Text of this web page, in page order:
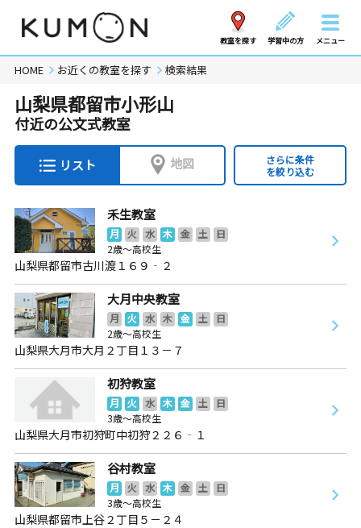
教室を探す 学習中の方 メニュー
HOME お近くの教室を探す 検索結果
山梨県都留市小形山
付近の公文式教室
リスト 地図
さらに条件
を絞り込む
禾生教室
月 火 水 木 金 土
日
2歳～高校生
山梨県都留市古川渡１６９‐２
大月中央教室
月 火 水 木 金 土
日
2歳～高校生
山梨県大月市大月２丁目１３－７
初狩教室
月 火 水 木 金 土
日
3歳～高校生
山梨県大月市初狩町中初狩２２６‐１
谷村教室
月 火 水 木 金 土
日
3歳～高校生
山梨県都留市上谷２丁目５－２４